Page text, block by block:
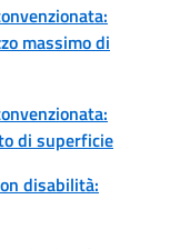
massimo di
di superficie
disabilità: